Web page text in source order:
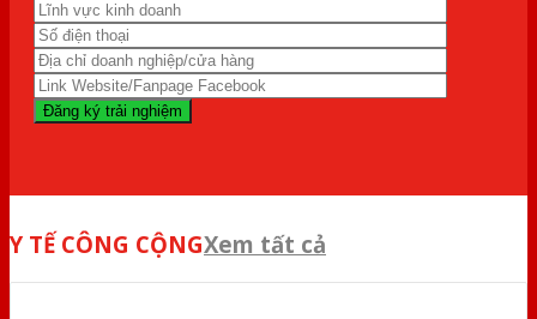
Y TẾ CÔNG CỘNGXem tất cả